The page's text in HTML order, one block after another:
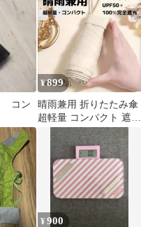
コン
¥899
晴雨兼用 折りたたみ傘
超軽量 コンパクト 遮光
UVカットベージュ 日
焼け防止
¥900